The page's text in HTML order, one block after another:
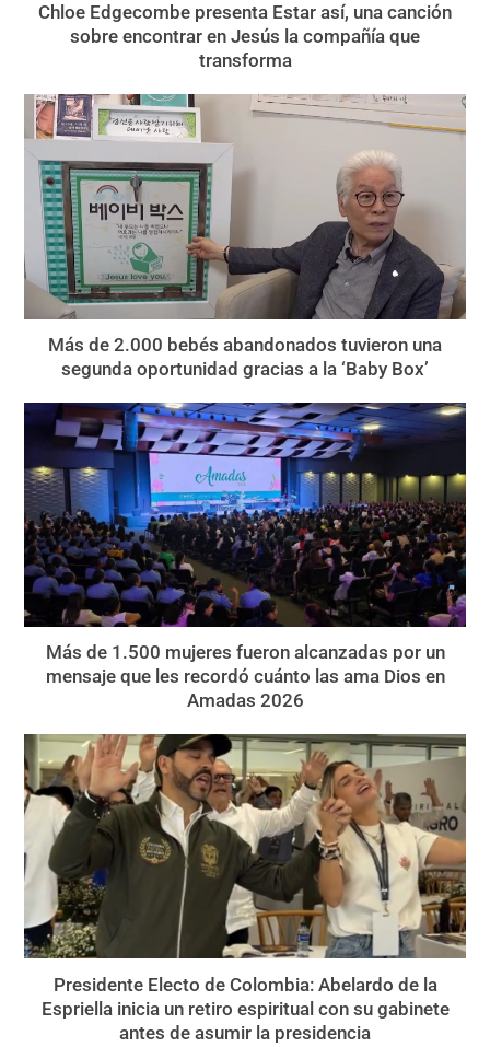
Chloe Edgecombe presenta Estar así, una canción
sobre encontrar en Jesús la compañía que
transforma
Más de 2.000 bebés abandonados tuvieron una
segunda oportunidad gracias a la ‘Baby Box’
Más de 1.500 mujeres fueron alcanzadas por un
mensaje que les recordó cuánto las ama Dios en
Amadas 2026
Presidente Electo de Colombia: Abelardo de la
Espriella inicia un retiro espiritual con su gabinete
antes de asumir la presidencia